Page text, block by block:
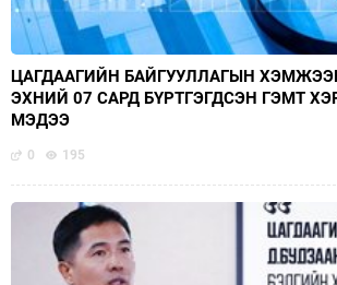
ЦАГДААГИЙН БАЙГУУЛЛАГЫН
ЭХНИЙ 07 САРД БҮРТГЭГДСЭН ГЭМТ
МЭДЭЭ
0 195